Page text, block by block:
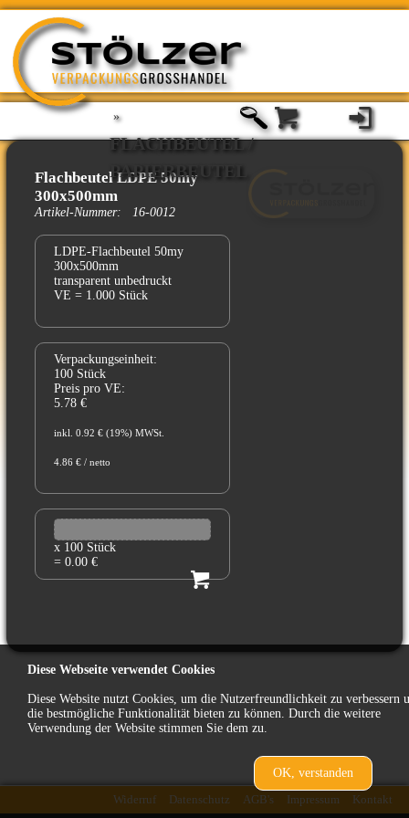
»
FLACHBEUTEL /
PAPIERBEUTEL
Flachbeutel LDPE 50my
300x500mm
Artikel-Nummer: 16-0012
LDPE-Flachbeutel 50my
300x500mm
transparent unbedruckt
VE = 1.000 Stück
Verpackungseinheit:
100 Stück
Preis pro VE:
5.78 €
inkl. 0.92 € (19%) MWSt.
4.86 € / netto
x 100 Stück
= 0.00 €
zurück
Kontakt
Impressum
AGB's
Datenschutz
Widerruf
Diese Webseite verwendet Cookies
Diese Website nutzt Cookies, um die Nutzerfreundlichkeit zu verbessern
die bestmögliche Funktionalität bieten zu können. Durch die weitere
Verwendung der Website stimmen Sie dem zu.
OK, verstanden